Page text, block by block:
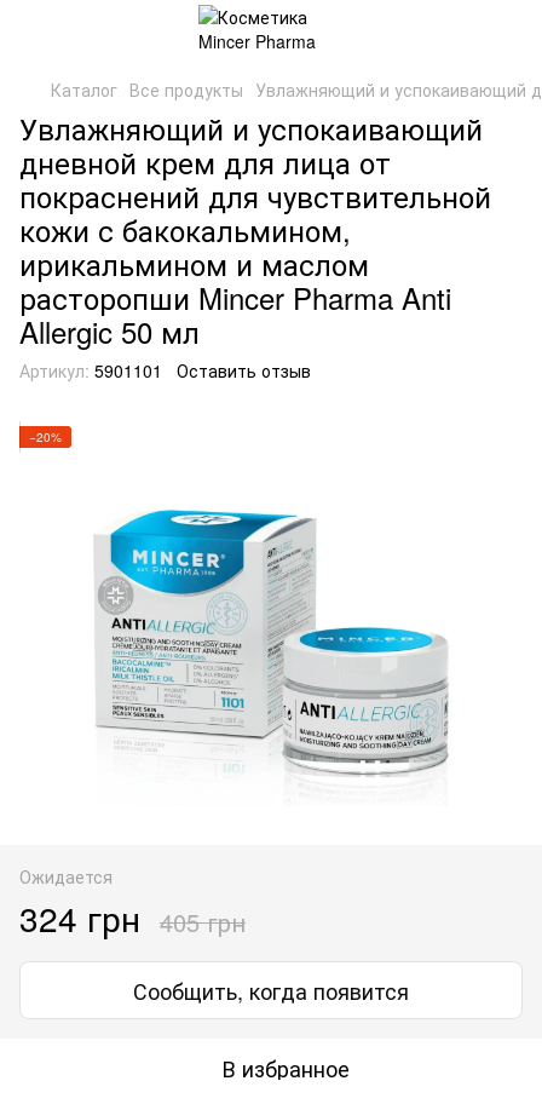
Каталог Все продукты Увлажняющий и успокаивающий
Увлажняющий и успокаивающий
дневной крем для лица от
покраснений для чувствительной
кожи с бакокальмином,
ирикальмином и маслом
расторопши Mincer Pharma Anti
Allergic 50 мл
Артикул: 5901101 Оставить отзыв
−20%
Ожидается
324 грн 405 грн
Сообщить, когда появится
В избранное